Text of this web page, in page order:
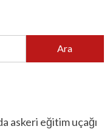
askeri eğitim uçağı